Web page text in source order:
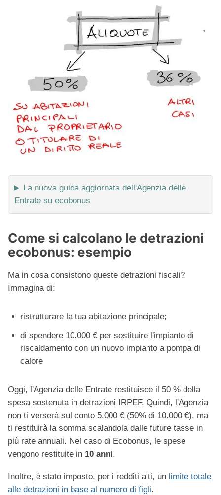
La nuova guida aggiornata dell'Agenzia delle
Entrate su ecobonus
Come si calcolano le detrazioni
ecobonus: esempio
Ma in cosa consistono queste detrazioni fiscali?
Immagina di:
ristrutturare la tua abitazione principale;
di spendere 10.000 € per sostituire l'impianto di
riscaldamento con un nuovo impianto a pompa di
calore
Oggi, l'Agenzia delle Entrate restituisce il 50 % della
spesa sostenuta in detrazioni IRPEF. Quindi, l'Agenzia
non ti verserà sul conto 5.000 € (50% di 10.000 €), ma
ti restituirà la somma scalandola dalle future tasse in
più rate annuali. Nel caso di Ecobonus, le spese
vengono restituite in 10 anni.
Inoltre, è stato imposto, per i redditi alti, un limite totale
alle detrazioni in base al numero di figli.